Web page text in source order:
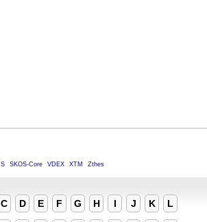
SKOS-Core VDEX XTM Zthes
C D E F G H I J K L